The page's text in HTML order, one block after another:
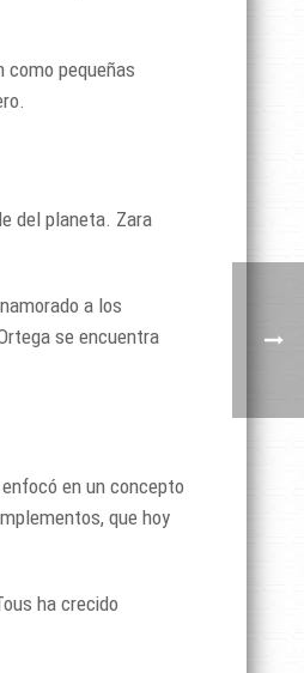
como pequeñas
del planeta. Zara
a los
se encuentra
en un concepto
que hoy
ha crecido